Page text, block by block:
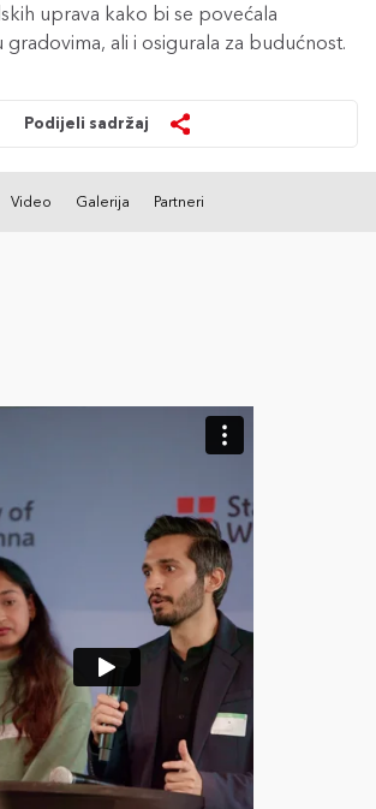
uprava kako bi se povećala
gradovima, ali i osigurala za budućnost.
Podijeli sadržaj
Video Galerija Partneri